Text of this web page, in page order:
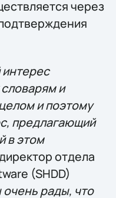
через
и
и поэтому
предлагающий
в этом
отдела
(SHDD)
рады, что